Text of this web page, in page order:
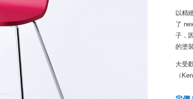
以精
了
子，
的塗
大受
（